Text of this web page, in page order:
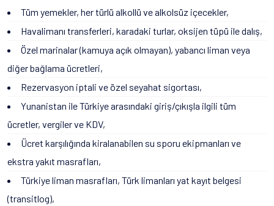
Tüm yemekler, her türlü alkollü ve alkolsüz içecekler,
Havalimanı transferleri, karadaki turlar, oksijen tüpü ile dalış,
Özel marinalar (kamuya açık olmayan), yabancı liman veya
diğer bağlama ücretleri,
Rezervasyon iptali ve özel seyahat sigortası,
Yunanistan ile Türkiye arasındaki giriş/çıkışla ilgili tüm
ücretler, vergiler ve KDV,
Ücret karşılığında kiralanabilen su sporu ekipmanları ve
ekstra yakıt masrafları,
Türkiye liman masrafları, Türk limanları yat kayıt belgesi
(transitlog),